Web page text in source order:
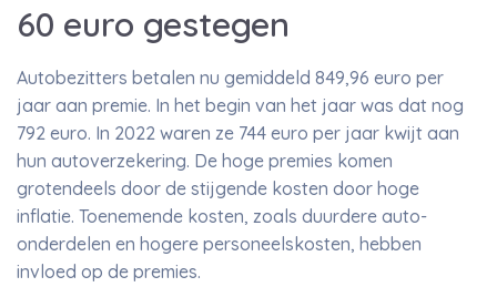
60 euro gestegen
Autobezitters betalen nu gemiddeld 849,96 euro per
jaar aan premie. In het begin van het jaar was dat nog
792 euro. In 2022 waren ze 744 euro per jaar kwijt aan
hun autoverzekering. De hoge premies komen
grotendeels door de stijgende kosten door hoge
inflatie. Toenemende kosten, zoals duurdere auto-
onderdelen en hogere personeelskosten, hebben
invloed op de premies.